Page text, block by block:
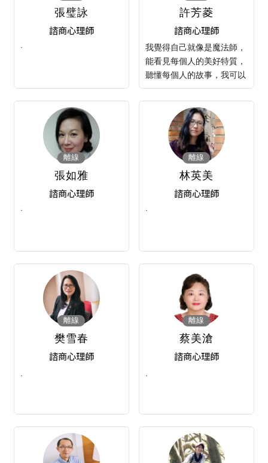
張璧詠
諮商心理師
·
許芳菱
諮商心理師
我覺得自己就像是魔法師，
能看見每個人的美好特質，
聽懂每個人的故事，我可以
回應故事裡的渴望與掙扎，
幫助
離線
張如雅
諮商心理師
·
離線
林英美
諮商心理師
·
離線
樊雪春
諮商心理師
.
離線
蔡美滄
諮商心理師
.